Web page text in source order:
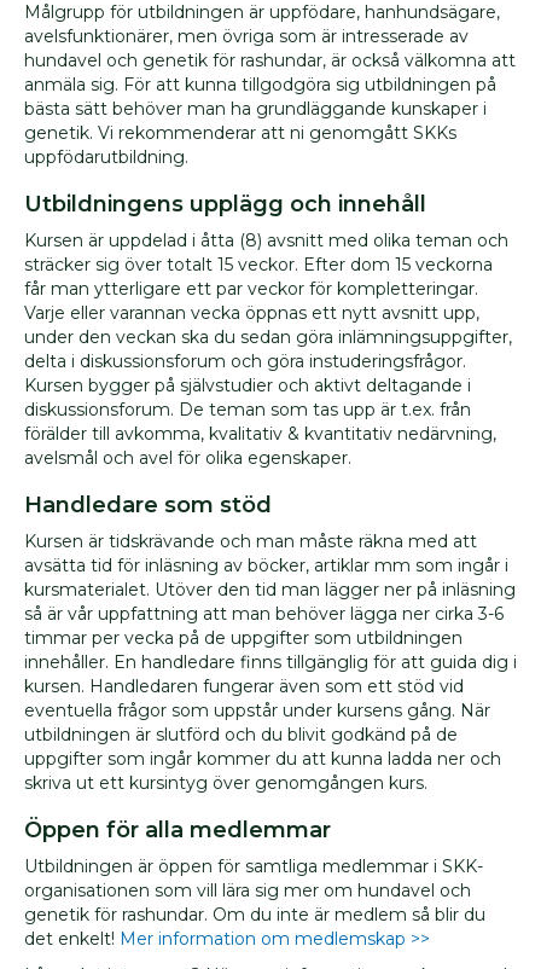
Blanketter
Kursmaterial
BPH
Utbildning
FAQ
Målgrupp för utbildningen är uppfödare, hanhundsägare,
avelsfunktionärer, men övriga som är intresserade av
hundavel och genetik för rashundar, är också välkomna att
anmäla sig. För att kunna tillgodgöra sig utbildningen på
bästa sätt behöver man ha grundläggande kunskaper i
genetik. Vi rekommenderar att ni genomgått SKKs
uppfödarutbildning.
Utbildningens upplägg och innehåll
Kursen är uppdelad i åtta (8) avsnitt med olika teman och
sträcker sig över totalt 15 veckor. Efter dom 15 veckorna
får man ytterligare ett par veckor för kompletteringar.
Varje eller varannan vecka öppnas ett nytt avsnitt upp,
under den veckan ska du sedan göra inlämningsuppgifter,
delta i diskussionsforum och göra instuderingsfrågor.
Kursen bygger på självstudier och aktivt deltagande i
diskussionsforum. De teman som tas upp är t.ex. från
förälder till avkomma, kvalitativ & kvantitativ nedärvning,
avelsmål och avel för olika egenskaper.
Handledare som stöd
Kursen är tidskrävande och man måste räkna med att
avsätta tid för inläsning av böcker, artiklar mm som ingår i
kursmaterialet. Utöver den tid man lägger ner på inläsning
så är vår uppfattning att man behöver lägga ner cirka 3-6
timmar per vecka på de uppgifter som utbildningen
innehåller. En handledare finns tillgänglig för att guida dig i
kursen. Handledaren fungerar även som ett stöd vid
eventuella frågor som uppstår under kursens gång. När
utbildningen är slutförd och du blivit godkänd på de
uppgifter som ingår kommer du att kunna ladda ner och
skriva ut ett kursintyg över genomgången kurs.
Öppen för alla medlemmar
Utbildningen är öppen för samtliga medlemmar i SKK-
organisationen som vill lära sig mer om hundavel och
genetik för rashundar. Om du inte är medlem så blir du
det enkelt! Mer information om medlemskap >>